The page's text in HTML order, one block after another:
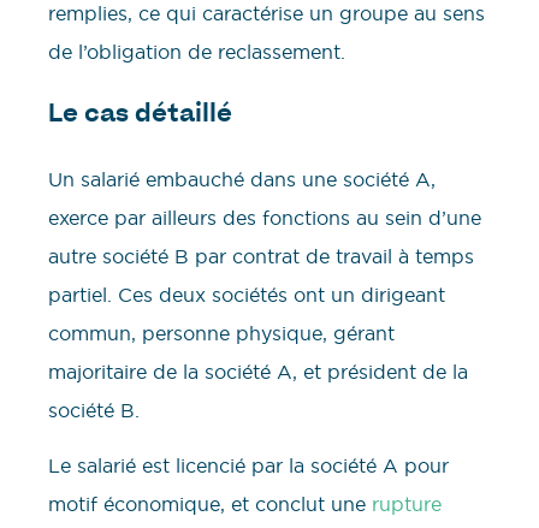
remplies, ce qui caractérise un groupe au sens
de l’obligation de reclassement.
Le cas détaillé
Un salarié embauché dans une société A,
exerce par ailleurs des fonctions au sein d’une
autre société B par contrat de travail à temps
partiel. Ces deux sociétés ont un dirigeant
commun, personne physique, gérant
majoritaire de la société A, et président de la
société B.
Le salarié est licencié par la société A pour
motif économique, et conclut une rupture